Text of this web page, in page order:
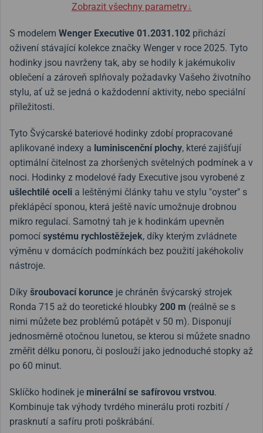
Zobrazit všechny parametry↓
S modelem Wenger Executive 01.2031.102 přichází
oživení stávající kolekce značky Wenger v roce 2025. Tyto
hodinky jsou navrženy tak, aby se hodily k jakémukoliv
oblečení a zároveň splňovaly požadavky Vašeho životního
stylu, ať už se jedná o každodenní aktivity, nebo speciální
příležitosti.
Tyto Švýcarské bateriové hodinky zdobí propracované
aplikované indexy a luminiscenční plochy, které zajišťují
optimální čitelnost za zhoršených světelných podmínek a v
noci. Hodinky z modelové řady Executive jsou vyrobené z
ušlechtilé oceli a leštěnými články tahu ve stylu "oyster" s
překlápěcí sponou, která ještě navíc umožnuje drobnou
mikro regulací. Samotný tah je k hodinkám upevněn
pomocí systému rychlostěžejek, díky kterým zvládnete
výměnu v domácích podmínkách bez použití jakéhokoliv
nástroje.
Díky šroubovací korunce je chráněn švýcarský strojek
Ronda 715 až do teoretické hloubky 200 m (reálně se s
nimi můžete bez problémů potápět v 50 m). Disponují
jednosměrně otočnou lunetou, se kterou si můžete snadno
změřit délku ponoru, či poslouží jako jednoduché stopky až
po 60 minut.
Sklíčko hodinek je minerální se safírovou vrstvou.
Kombinuje tak výhody tvrdého minerálu proti rozbití /
prasknutí a safíru proti poškrábání.